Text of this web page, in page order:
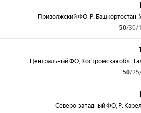
Приволжский ФО, Р. Башкортостан,
50/30/
Центральный ФО, Костромская обл.,
50/
Северо-западный ФО, Р.